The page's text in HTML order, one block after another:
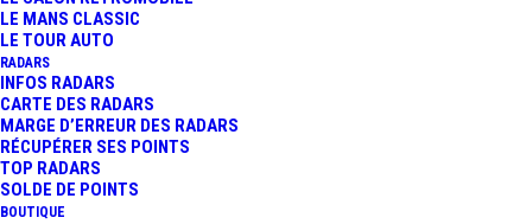
LE MANS CLASSIC
LE TOUR AUTO
RADARS
INFOS RADARS
CARTE DES RADARS
MARGE D’ERREUR DES RADARS
RÉCUPÉRER SES POINTS
TOP RADARS
SOLDE DE POINTS
BOUTIQUE